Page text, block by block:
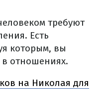
требуют
Есть
которым, вы
в отношениях.
на Николая для